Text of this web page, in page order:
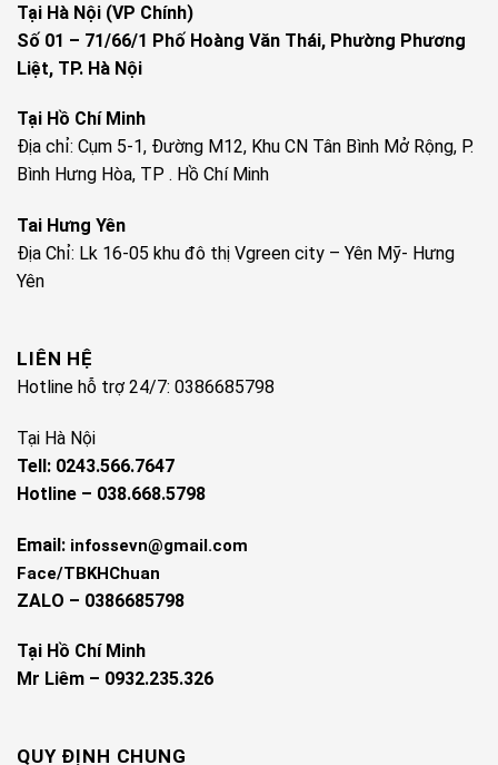
Tại Hà Nội (VP Chính)
Số 01 – 71/66/1 Phố Hoàng Văn Thái, Phường Phương
Liệt, TP. Hà Nội
Tại Hồ Chí Minh
Địa chỉ: Cụm 5-1, Đường M12, Khu CN Tân Bình Mở Rộng, P.
Bình Hưng Hòa, TP . Hồ Chí Minh
Tai Hưng Yên
Địa Chỉ: Lk 16-05 khu đô thị Vgreen city – Yên Mỹ- Hưng
Yên
LIÊN HỆ
Hotline hỗ trợ 24/7: 0386685798
Tại Hà Nội
Tell: 0243.566.7647
Hotline – 038.668.5798
Email: infossevn@gmail.com
Face/TBKHChuan
ZALO – 0386685798
Tại Hồ Chí Minh
Mr Liêm – 0932.235.326
QUY ĐỊNH CHUNG